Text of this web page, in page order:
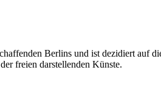
Berlins und ist dezidiert auf
freien darstellenden Künste.